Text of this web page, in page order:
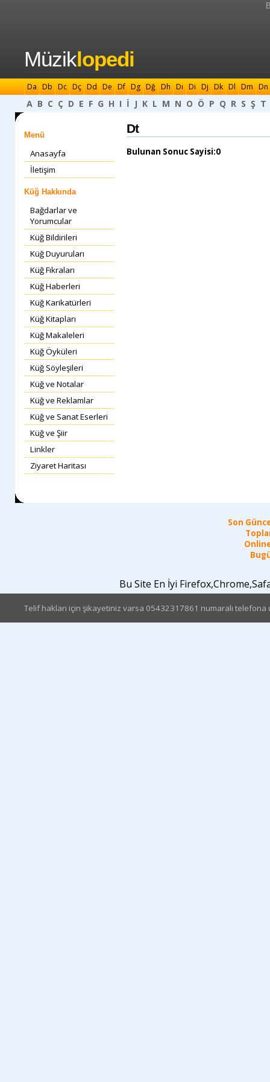
Müziklopedi
Da Db Dc Dç Dd De Df Dg Dğ Dh Dı Di Dj Dk Dl Dm Dn
A B C Ç D E F G H I İ J K L M N O Ö P Q R S Ş T
Menü
Anasayfa
İletişim
Küğ Hakkında
Bağdarlar ve
Yorumcular
Küğ Bildirileri
Küğ Duyuruları
Küğ Fıkraları
Küğ Haberleri
Küğ Karikatürleri
Küğ Kitapları
Küğ Makaleleri
Küğ Öyküleri
Küğ Söyleşileri
Küğ ve Notalar
Küğ ve Reklamlar
Küğ ve Sanat Eserleri
Küğ ve Şiir
Linkler
Ziyaret Haritası
Dt
Bulunan Sonuc Sayisi:0
Son
Bu Site En İyi
Telif hakları için şikayetiniz varsa 05432317861 numaralı telefona